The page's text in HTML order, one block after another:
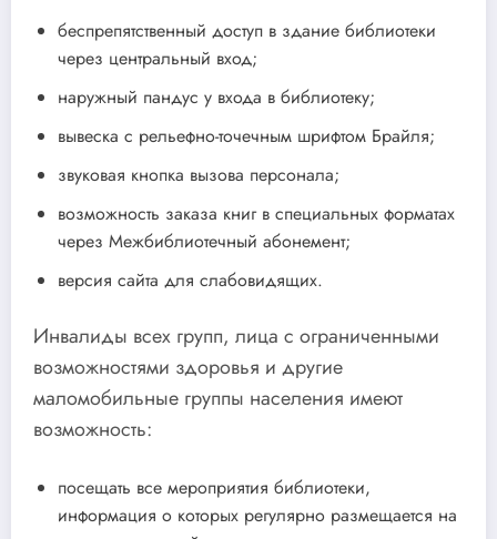
беспрепятственный доступ в здание библиотеки
через центральный вход;
наружный пандус у входа в библиотеку;
вывеска с рельефно-точечным шрифтом Брайля;
звуковая кнопка вызова персонала;
возможность заказа книг в специальных форматах
через Межбиблиотечный абонемент;
версия сайта для слабовидящих.
Инвалиды всех групп, лица с ограниченными
возможностями здоровья и другие
маломобильные группы населения имеют
возможность:
посещать все мероприятия библиотеки,
информация о которых регулярно размещается на